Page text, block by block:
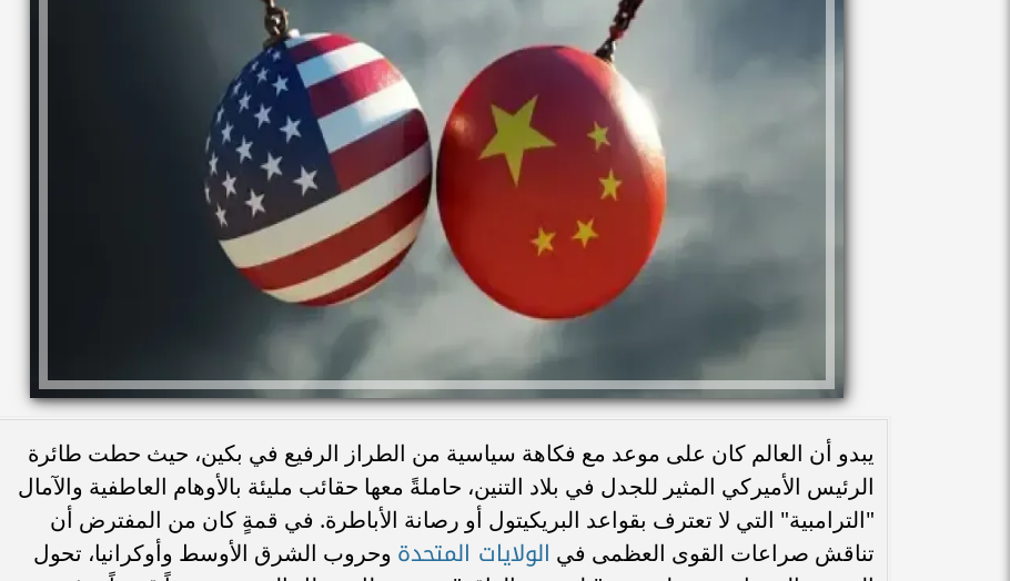
يبدو أن العالم كان على موعد مع فكاهة سياسية من الطراز الرفيع في بكين، حيث حطت طائرة
الرئيس الأميركي المثير للجدل في بلاد التنين، حاملةً معها حقائب مليئة بالأوهام العاطفية والآمال
"الترامبية" التي لا تعترف بقواعد البريكيتول أو رصانة الأباطرة. في قمةٍ كان من المفترض أن
تناقش صراعات القوى العظمى في الولايات المتحدة وحروب الشرق الأوسط وأوكرانيا، تحول